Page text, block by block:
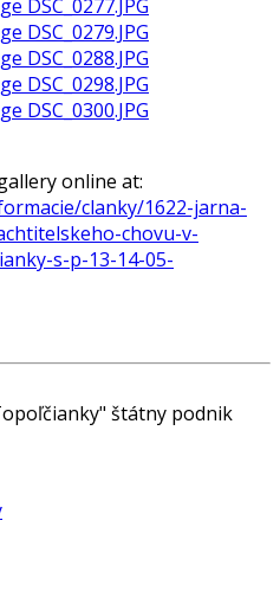
online at:
clanky/1622-jarna-
chovu-v-
s-p-13-14-05-
štátny podnik